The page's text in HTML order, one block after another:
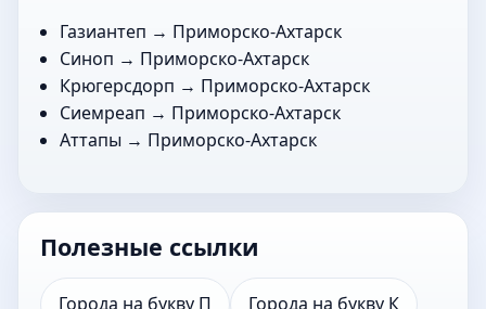
Газиантеп → Приморско-Ахтарск
Синоп → Приморско-Ахтарск
Крюгерсдорп → Приморско-Ахтарск
Сиемреап → Приморско-Ахтарск
Аттапы → Приморско-Ахтарск
Полезные ссылки
Города на букву П Города на букву К